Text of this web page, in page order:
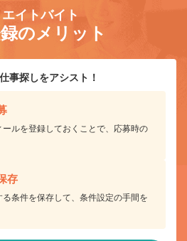
イトバイト
のメリット
事探しをアシスト！
ールを登録しておくことで、応募時の
存
条件を保存して、条件設定の手間を